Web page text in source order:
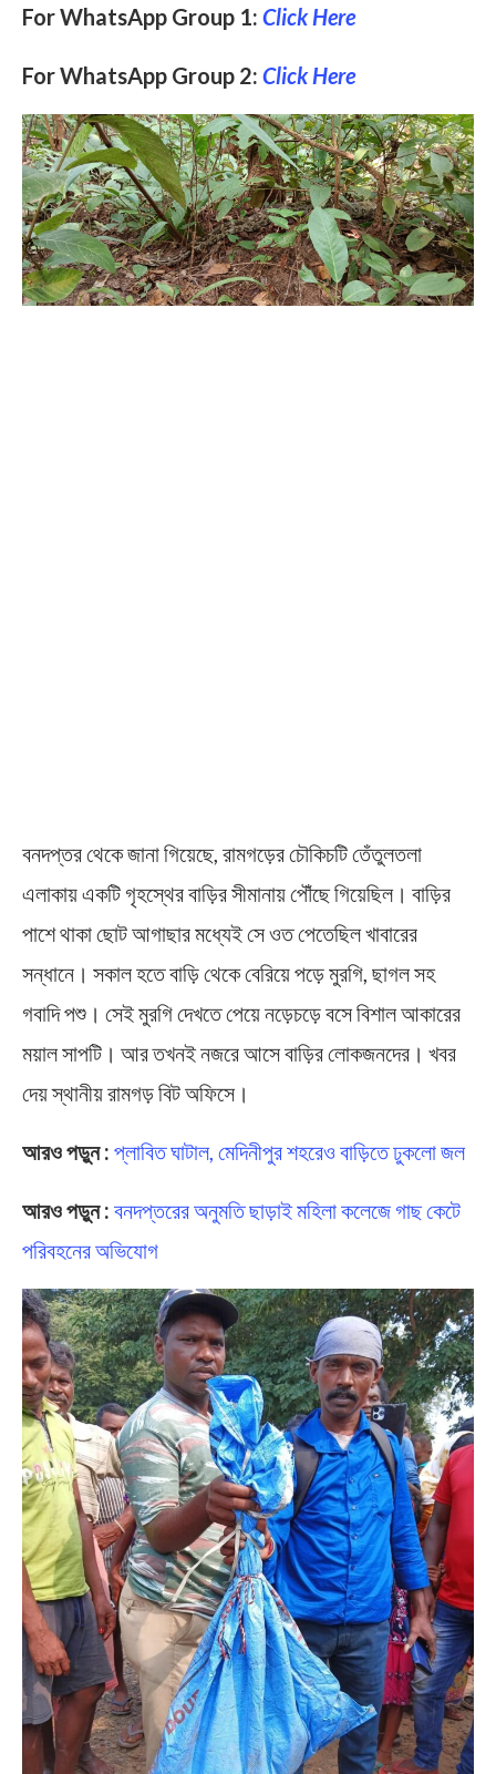
For WhatsApp Group 1: Click Here
For WhatsApp Group 2: Click Here
বনদপ্তর থেকে জানা গিয়েছে, রামগড়ের চৌকিচটি তেঁতুলতলা
এলাকায় একটি গৃহস্থের বাড়ির সীমানায় পৌঁছে গিয়েছিল। বাড়ির
পাশে থাকা ছোট আগাছার মধ্যেই সে ওত পেতেছিল খাবারের
সন্ধানে। সকাল হতে বাড়ি থেকে বেরিয়ে পড়ে মুরগি, ছাগল সহ
গবাদি পশু। সেই মুরগি দেখতে পেয়ে নড়েচড়ে বসে বিশাল আকারের
ময়াল সাপটি। আর তখনই নজরে আসে বাড়ির লোকজনদের। খবর
দেয় স্থানীয় রামগড় বিট অফিসে।
আরও পড়ুন : প্লাবিত ঘাটাল, মেদিনীপুর শহরেও বাড়িতে ঢুকলো জল
আরও পড়ুন : বনদপ্তরের অনুমতি ছাড়াই মহিলা কলেজে গাছ কেটে
পরিবহনের অভিযোগ